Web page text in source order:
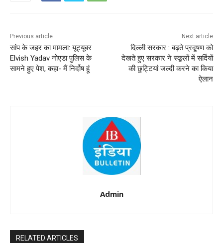
Previous article
सांप के जहर का मामला: यूट्यूबर
Elvish Yadav नोएडा पुलिस के
सामने हुए पेश, कहा- मैं निर्दोष हूं
Next article
दिल्ली सरकार : बढ़ते प्रदूषण को
देखते हुए सरकार ने स्कूलों में सर्दियों
की छुट्टियां जल्दी करने का किया
ऐलान
Admin
RELATED ARTICLES